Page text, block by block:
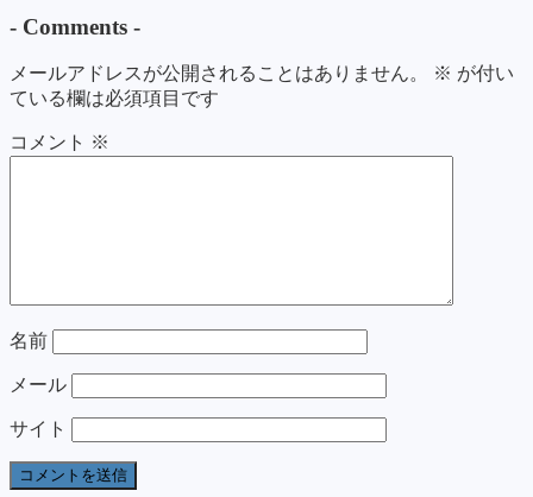
- Comments -
メールアドレスが公開されることはありません。 ※ が付い
ている欄は必須項目です
コメント ※
名前
メール
サイト